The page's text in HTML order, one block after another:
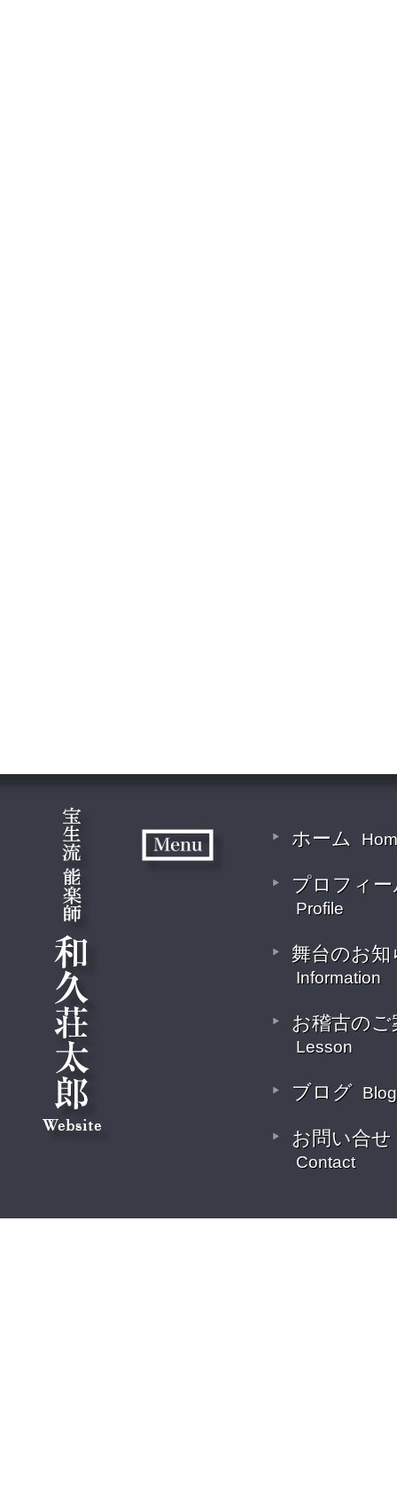
ホーム
プロフィー
Profile
舞台のお知
Information
お稽古のご
Lesson
ブログ Blog
お問い合せ
Contact